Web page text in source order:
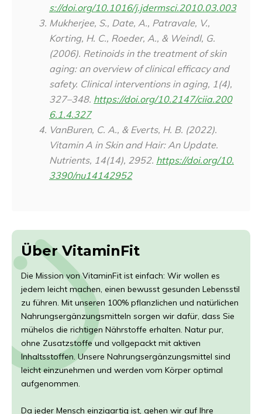
s://doi.org/10.1016/j.jdermsci.2010.03.003
Mukherjee, S., Date, A., Patravale, V.,
Korting, H. C., Roeder, A., & Weindl, G.
(2006). Retinoids in the treatment of skin
aging: an overview of clinical efficacy and
safety. Clinical interventions in aging, 1(4),
327–348. https://doi.org/10.2147/ciia.200
6.1.4.327
VanBuren, C. A., & Everts, H. B. (2022).
Vitamin A in Skin and Hair: An Update.
Nutrients, 14(14), 2952. https://doi.org/10.
3390/nu14142952
Über VitaminFit
Die Mission von VitaminFit ist einfach: Wir wollen es
jedem leicht machen, einen bewusst gesunden Lebensstil
zu führen. Mit unseren 100% pflanzlichen und natürlichen
Nahrungsergänzungsmitteln sorgen wir dafür, dass Sie
mühelos die richtigen Nährstoffe erhalten. Natur pur,
ohne Zusatzstoffe und vollgepackt mit aktiven
Inhaltsstoffen. Unsere Nahrungsergänzungsmittel sind
leicht einzunehmen und werden vom Körper optimal
aufgenommen.
Da jeder Mensch einzigartig ist, gehen wir auf Ihre